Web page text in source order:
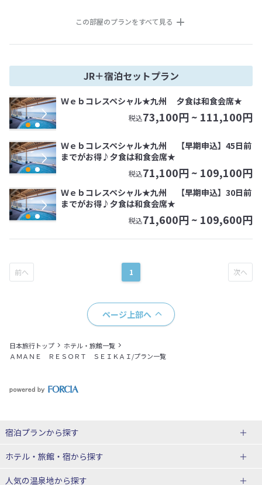
この部屋のプランをすべて見る
JR＋宿泊セットプラン
Ｗｅｂコレスペシャル★九州 夕食は和食会席★
税込73,100円 ~ 111,100円
Ｗｅｂコレスペシャル★九州 【早期申込】45日前
までがお得♪夕食は和食会席★
税込71,100円 ~ 109,100円
Ｗｅｂコレスペシャル★九州 【早期申込】30日前
までがお得♪夕食は和食会席★
税込71,600円 ~ 109,600円
1
ページ上部へ
日本旅行トップ
ホテル・旅館一覧
ＡＭＡＮＥ ＲＥＳＯＲＴ ＳＥＩＫＡＩ/プラン一覧
宿泊プランから探す
北海道
東北
ホテル・旅館・宿から探す
北海道ホテル・旅館
人気の温泉地から探す